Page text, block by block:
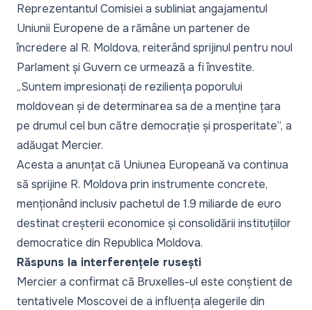
Reprezentantul Comisiei a subliniat angajamentul
Uniunii Europene de a rămâne un partener de
încredere al R. Moldova, reiterând sprijinul pentru noul
Parlament și Guvern ce urmează a fi învestite.
„Suntem impresionați de reziliența poporului
moldovean și de determinarea sa de a menține țara
pe drumul cel bun către democrație și prosperitate”, a
adăugat Mercier.
Acesta a anunțat că Uniunea Europeană va continua
să sprijine R. Moldova prin instrumente concrete,
menționând inclusiv pachetul de 1.9 miliarde de euro
destinat creșterii economice și consolidării instituțiilor
democratice din Republica Moldova.
Răspuns la interferențele rusești
Mercier a confirmat că Bruxelles-ul este conștient de
tentativele Moscovei de a influența alegerile din